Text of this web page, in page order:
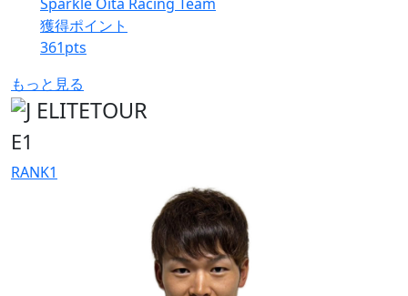
獲得ポイント
361pts
もっと見る
E1
RANK1